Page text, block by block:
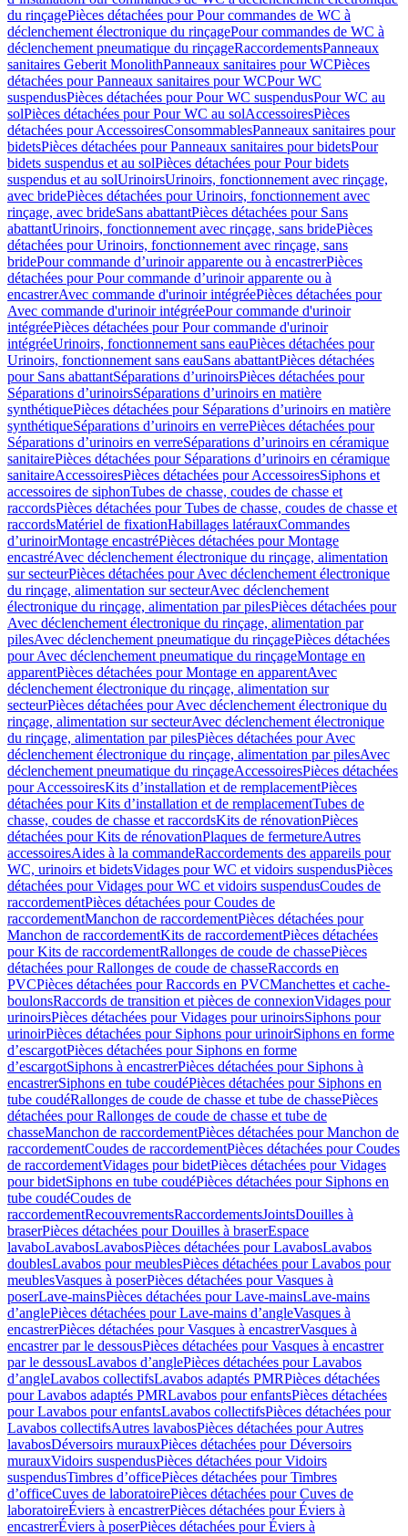
du rinçagePièces détachées pour Pour commandes de WC à
déclenchement électronique du rinçagePour commandes de WC à
déclenchement pneumatique du rinçageRaccordementsPanneaux
sanitaires Geberit MonolithPanneaux sanitaires pour WCPièces
détachées pour Panneaux sanitaires pour WCPour WC
suspendusPièces détachées pour Pour WC suspendusPour WC au
solPièces détachées pour Pour WC au solAccessoiresPièces
détachées pour AccessoiresConsommablesPanneaux sanitaires pour
bidetsPièces détachées pour Panneaux sanitaires pour bidetsPour
bidets suspendus et au solPièces détachées pour Pour bidets
suspendus et au solUrinoirsUrinoirs, fonctionnement avec rinçage,
avec bridePièces détachées pour Urinoirs, fonctionnement avec
rinçage, avec brideSans abattantPièces détachées pour Sans
abattantUrinoirs, fonctionnement avec rinçage, sans bridePièces
détachées pour Urinoirs, fonctionnement avec rinçage, sans
bridePour commande d’urinoir apparente ou à encastrerPièces
détachées pour Pour commande d’urinoir apparente ou à
encastrerAvec commande d'urinoir intégréePièces détachées pour
Avec commande d'urinoir intégréePour commande d'urinoir
intégréePièces détachées pour Pour commande d'urinoir
intégréeUrinoirs, fonctionnement sans eauPièces détachées pour
Urinoirs, fonctionnement sans eauSans abattantPièces détachées
pour Sans abattantSéparations d’urinoirsPièces détachées pour
Séparations d’urinoirsSéparations d’urinoirs en matière
synthétiquePièces détachées pour Séparations d’urinoirs en matière
synthétiqueSéparations d’urinoirs en verrePièces détachées pour
Séparations d’urinoirs en verreSéparations d’urinoirs en céramique
sanitairePièces détachées pour Séparations d’urinoirs en céramique
sanitaireAccessoiresPièces détachées pour AccessoiresSiphons et
accessoires de siphonTubes de chasse, coudes de chasse et
raccordsPièces détachées pour Tubes de chasse, coudes de chasse et
raccordsMatériel de fixationHabillages latérauxCommandes
dʼurinoirMontage encastréPièces détachées pour Montage
encastréAvec déclenchement électronique du rinçage, alimentation
sur secteurPièces détachées pour Avec déclenchement électronique
du rinçage, alimentation sur secteurAvec déclenchement
électronique du rinçage, alimentation par pilesPièces détachées pour
Avec déclenchement électronique du rinçage, alimentation par
pilesAvec déclenchement pneumatique du rinçagePièces détachées
pour Avec déclenchement pneumatique du rinçageMontage en
apparentPièces détachées pour Montage en apparentAvec
déclenchement électronique du rinçage, alimentation sur
secteurPièces détachées pour Avec déclenchement électronique du
rinçage, alimentation sur secteurAvec déclenchement électronique
du rinçage, alimentation par pilesPièces détachées pour Avec
déclenchement électronique du rinçage, alimentation par pilesAvec
déclenchement pneumatique du rinçageAccessoiresPièces détachées
pour AccessoiresKits d’installation et de remplacementPièces
détachées pour Kits d’installation et de remplacementTubes de
chasse, coudes de chasse et raccordsKits de rénovationPièces
détachées pour Kits de rénovationPlaques de fermetureAutres
accessoiresAides à la commandeRaccordements des appareils pour
WC, urinoirs et bidetsVidages pour WC et vidoirs suspendusPièces
détachées pour Vidages pour WC et vidoirs suspendusCoudes de
raccordementPièces détachées pour Coudes de
raccordementManchon de raccordementPièces détachées pour
Manchon de raccordementKits de raccordementPièces détachées
pour Kits de raccordementRallonges de coude de chassePièces
détachées pour Rallonges de coude de chasseRaccords en
PVCPièces détachées pour Raccords en PVCManchettes et cache-
boulonsRaccords de transition et pièces de connexionVidages pour
urinoirsPièces détachées pour Vidages pour urinoirsSiphons pour
urinoirPièces détachées pour Siphons pour urinoirSiphons en forme
d’escargotPièces détachées pour Siphons en forme
d’escargotSiphons à encastrerPièces détachées pour Siphons à
encastrerSiphons en tube coudéPièces détachées pour Siphons en
tube coudéRallonges de coude de chasse et tube de chassePièces
détachées pour Rallonges de coude de chasse et tube de
chasseManchon de raccordementPièces détachées pour Manchon de
raccordementCoudes de raccordementPièces détachées pour Coudes
de raccordementVidages pour bidetPièces détachées pour Vidages
pour bidetSiphons en tube coudéPièces détachées pour Siphons en
tube coudéCoudes de
raccordementRecouvrementsRaccordementsJointsDouilles à
braserPièces détachées pour Douilles à braserEspace
lavaboLavabosLavabosPièces détachées pour LavabosLavabos
doublesLavabos pour meublesPièces détachées pour Lavabos pour
meublesVasques à poserPièces détachées pour Vasques à
poserLave-mainsPièces détachées pour Lave-mainsLave-mains
d’anglePièces détachées pour Lave-mains d’angleVasques à
encastrerPièces détachées pour Vasques à encastrerVasques à
encastrer par le dessousPièces détachées pour Vasques à encastrer
par le dessousLavabos d’anglePièces détachées pour Lavabos
d’angleLavabos collectifsLavabos adaptés PMRPièces détachées
pour Lavabos adaptés PMRLavabos pour enfantsPièces détachées
pour Lavabos pour enfantsLavabos collectifsPièces détachées pour
Lavabos collectifsAutres lavabosPièces détachées pour Autres
lavabosDéversoirs murauxPièces détachées pour Déversoirs
murauxVidoirs suspendusPièces détachées pour Vidoirs
suspendusTimbres dʼofficePièces détachées pour Timbres
dʼofficeCuves de laboratoirePièces détachées pour Cuves de
laboratoireÉviers à encastrerPièces détachées pour Éviers à
encastrerÉviers à poserPièces détachées pour Éviers à